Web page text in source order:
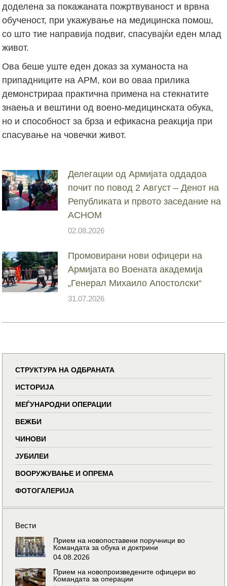
доделена за покажаната пожртвуваност и врвна
обученост, при укажување на медицинска помош,
со што тие направија подвиг, спасувајќи еден млад
живот.
Ова беше уште еден доказ за хуманоста на
припадниците на АРМ, кои во оваа прилика
демонстрираа практична примена на стекнатите
знаења и вештини од воено-медицинската обука,
но и способност за брза и ефикасна реакција при
спасување на човечки живот.
Делегации од Армијата оддадоа
почит по повод 2 Август – Денот на
Републиката и првото заседание на
АСНОМ
02.08.2026
Промовирани нови офицери на
Армијата во Воената академија
„Генерал Михаило Апостолски“
31.07.2026
СТРУКТУРА НА ОДБРАНАТА
ИСТОРИЈА
МЕЃУНАРОДНИ ОПЕРАЦИИ
ВЕЖБИ
ЧИНОВИ
ЈУБИЛЕИ
ВООРУЖУВАЊЕ И ОПРЕМА
ФОТОГАЛЕРИЈА
Вести
Прием на новопоставени поручници во
Командата за обука и доктрини
04.08.2026
Прием на новопроизведените офицери во
Командата за операции